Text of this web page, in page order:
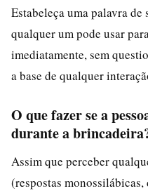
Estabeleça uma palavra de
qualquer um pode usar
imediatamente, sem
a base de qualquer
O que fazer se a
durante a
Assim que perceber
(respostas monossilábicas,